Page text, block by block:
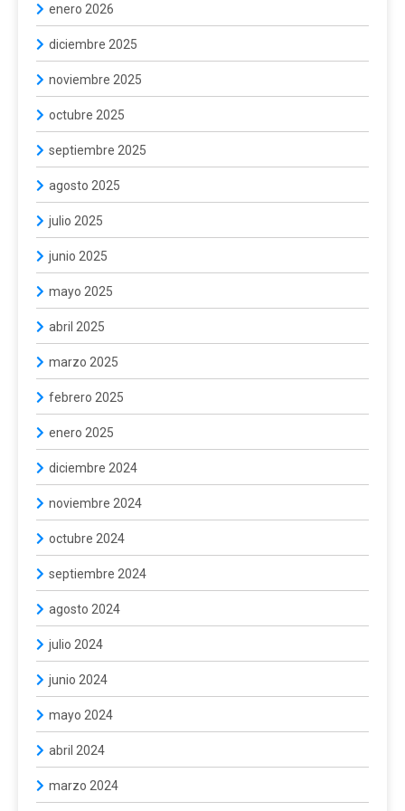
enero 2026
diciembre 2025
noviembre 2025
octubre 2025
septiembre 2025
agosto 2025
julio 2025
junio 2025
mayo 2025
abril 2025
marzo 2025
febrero 2025
enero 2025
diciembre 2024
noviembre 2024
octubre 2024
septiembre 2024
agosto 2024
julio 2024
junio 2024
mayo 2024
abril 2024
marzo 2024